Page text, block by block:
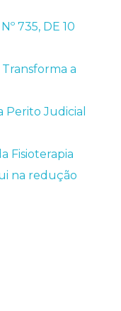
735, DE 10
a
Perito Judicial
Fisioterapia
na redução